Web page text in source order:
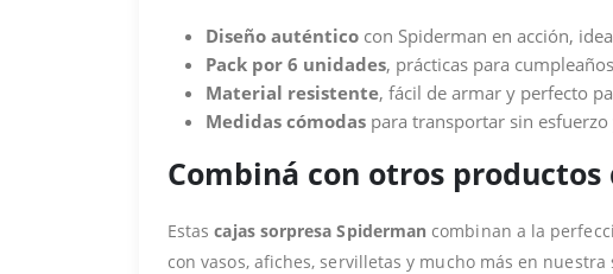
Diseño auténtico con Spiderman en acción,
Pack por 6 unidades, prácticas para
Material resistente, fácil de armar y perfecto
Medidas cómodas para transportar sin
Combiná con otros
Estascajas sorpresa Spiderman combinan a la
con vasos, afiches, servilletas y mucho más en nuestra